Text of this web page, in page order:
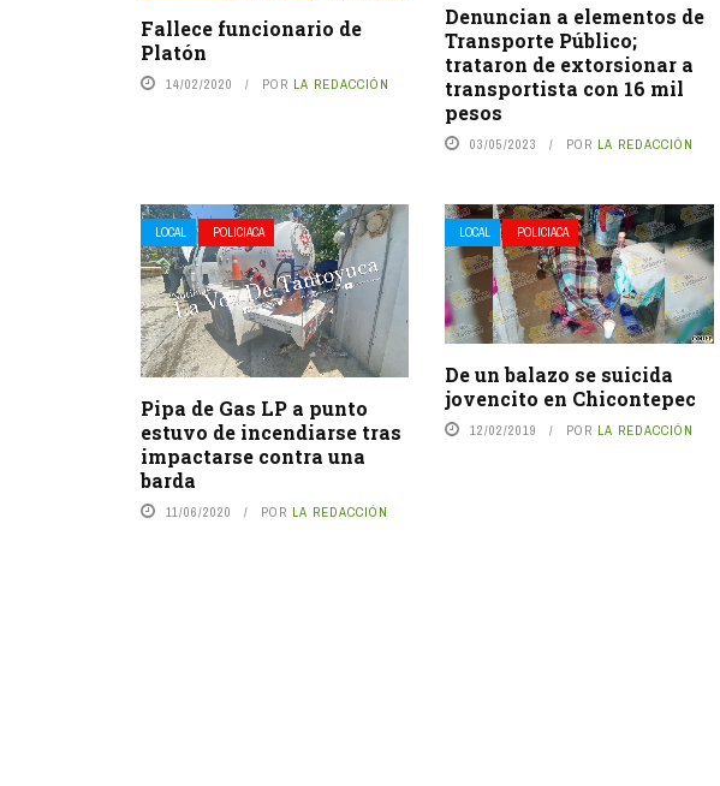
Fallece funcionario de
Platón
14/02/2020 POR LA REDACCIÓN
Denuncian a elementos de
Transporte Público;
trataron de extorsionar a
transportista con 16 mil
pesos
03/05/2023 POR LA REDACCIÓN
LOCAL POLICIACA
Pipa de Gas LP a punto
estuvo de incendiarse tras
impactarse contra una
barda
11/06/2020 POR LA REDACCIÓN
LOCAL POLICIACA
De un balazo se suicida
jovencito en Chicontepec
12/02/2019 POR LA REDACCIÓN